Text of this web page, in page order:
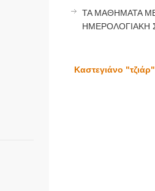
ΤΑ ΜΑΘΗΜΑΤΑ
ΗΜΕΡΟΛΟΓΙΑΚΗ
Καστεγιάνο